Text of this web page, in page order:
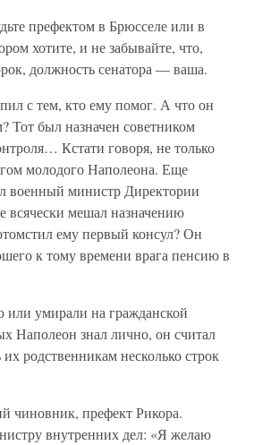
префектом в Брюсселе или в
хотите, и не забывайте, что,
должность сенатора — ваша.
с тем, кто ему помог. А что он
Тот был назначен советником
Кстати говоря, не только
молодого Наполеона. Еще
военный министр Директории
всячески мешал назначению
ему первый консул? Он
к тому времени врага пенсию в
умирали на гражданской
Наполеон знал лично, он считал
родственникам несколько строк
чиновник, префект Рикора.
внутренних дел: «Я желаю